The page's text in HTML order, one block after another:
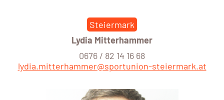
Steiermark
Lydia Mitterhammer
0676 / 82 14 16 68
lydia.mitterhammer@sportunion-steiermark.at